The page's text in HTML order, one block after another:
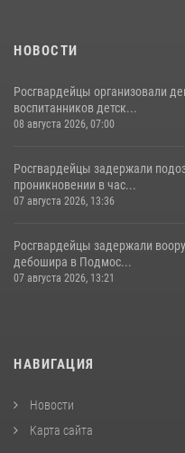
НОВОСТИ
Росгвардейцы организовали
воспитанников детск...
08 августа 2026, 07:00
Росгвардейцы задержали
проникновении в час...
07 августа 2026, 13:36
Росгвардейцы задержали
дебошира в Подмос...
07 августа 2026, 13:21
НАВИГАЦИЯ
Новости
Карта сайта